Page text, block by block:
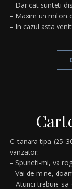
– Dar cat sunteti
– Maxim un milion
– In cazul asta
O tanara tipa (25-30 de ani) vine la o alimentara si intreaba pe
vanzator:
– Spuneti-mi, va
– Vai de mine,
– Atunci trebuie